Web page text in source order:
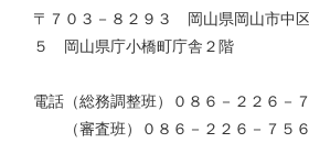
〒７０３－８２９３ 岡山県岡山市中
５ 岡山県庁小橋町庁舎２階
電話（総務調整班）０８６－２２６－
（審査班）０８６－２２６－７５